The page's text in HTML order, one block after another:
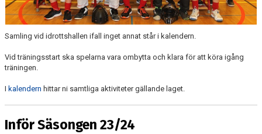
Samling vid idrottshallen ifall inget annat står i kalendern.
Vid träningsstart ska spelarna vara ombytta och klara för att köra igång
träningen.
I kalendern hittar ni samtliga aktiviteter gällande laget.
Inför Säsongen 23/24